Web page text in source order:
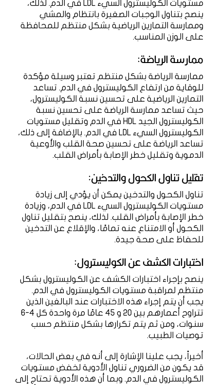
مستويات الكوليسترول السيء LDL في الدم. لذلك،
ينصح بتناول الوجبات الصغيرة بانتظام والمشي
وممارسة التمارين الرياضية بشكل منتظم للمحافظة
على الوزن المناسب.
ممارسة الرياضة:
ممارسة الرياضة بشكل منتظم تعتبر وسيلة مؤكدة
للوقاية من ارتفاع الكوليسترول في الدم. تساعد
التمارين الرياضية على تحسين نسبة الكوليسترول،
حيث تساعد ممارسة الرياضة على تحسين نسبة
الكوليسترول الجيد HDL في الدم وتقليل مستويات
الكوليسترول السيء LDL في الدم. بالإضافة إلى ذلك،
تساعد الرياضة على تحسين صحة القلب والأوعية
الدموية وتقليل خطر الإصابة بأمراض القلب.
تقليل تناول الكحول والتدخين:
تناول الكحول والتدخين يمكن أن يؤدي إلى زيادة
مستويات الكوليسترول السيء LDL في الدم، وزيادة
خطر الإصابة بأمراض القلب. لذلك، ينصح بتقليل تناول
الكحول أو الامتناع عنه تمامًا، والإقلاع عن التدخين
للحفاظ على صحة جيدة.
اختبارات الكشف عن الكوليسترول:
ينصح بإجراء اختبارات الكشف عن الكوليسترول بشكل
منتظم لمراقبة مستويات الكوليسترول في الدم.
يجب أن يتم إجراء هذه الاختبارات عند البالغين الذين
تتراوح أعمارهم بين 20 و 45 عامًا مرة واحدة كل 4-6
سنوات، ومن ثم يتم تكرارها بشكل منتظم حسب
توصيات الطبيب.
أخيراً، يجب علينا الإشارة إلى أنه في بعض الحالات،
قد يكون من الضروري تناول الأدوية لخفض مستويات
الكوليسترول في الدم. وبما أن هذه الأدوية تحتاج إلى